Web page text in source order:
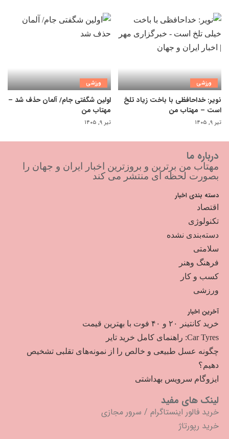
ورزشی
نویر: خداحافظی با باخت زیاد تلخ
است – مهتاب من
تیر ۹, ۱۴۰۵
ورزشی
اولین شگفتی جام/ آلمان حذف شد –
مهتاب من
تیر ۹, ۱۴۰۵
درباره ما
مهتاب من برترین و بروزترین اخبار ایران و جهان را
بصورت لحظه ای منتشر می کند
دسته بندی اخبار
اقتصاد
تکنولوژی
دسته‌بندی نشده
سلامتی
فرهنگ وهنر
کسب و کار
ورزشی
آخرین اخبار
خرید کانتینر ۲۰ و ۴۰ فوت با بهترین قیمت
Car Tyres: راهنمای کامل خرید تایر
چگونه عسل طبیعی و خالص را از نمونه‌های تقلبی تشخیص
دهیم؟
ایزوگام سرویس بهداشتی
لینک های مفید
خرید فالور اینستاگرام / سرور مجازی
خرید رپورتاژ